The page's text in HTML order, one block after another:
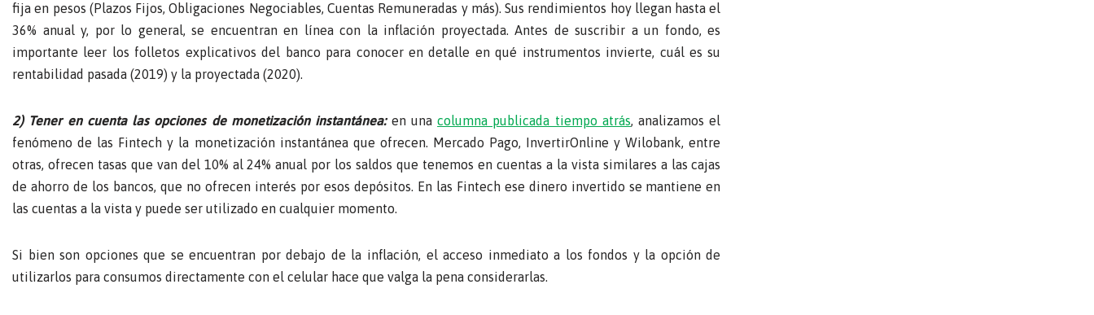
fija en pesos (Plazos Fijos, Obligaciones Negociables, Cuentas Remuneradas y más). Sus rendimientos hoy llegan hasta el
36% anual y, por lo general, se encuentran en línea con la inflación proyectada. Antes de suscribir a un fondo, es
importante leer los folletos explicativos del banco para conocer en detalle en qué instrumentos invierte, cuál es su
rentabilidad pasada (2019) y la proyectada (2020).
2) Tener en cuenta las opciones de monetización instantánea: en unacolumna publicada tiempo atrás, analizamos el
fenómeno de las Fintech y la monetización instantánea que ofrecen. Mercado Pago, InvertirOnline y Wilobank, entre
otras, ofrecen tasas que van del 10% al 24% anual por los saldos que tenemos en cuentas a la vista similares a las cajas
de ahorro de los bancos, que no ofrecen interés por esos depósitos. En las Fintech ese dinero invertido se mantiene en
las cuentas a la vista y puede ser utilizado en cualquier momento.
Si bien son opciones que se encuentran por debajo de la inflación, el acceso inmediato a los fondos y la opción de
utilizarlos para consumos directamente con el celular hace que valga la pena considerarlas.